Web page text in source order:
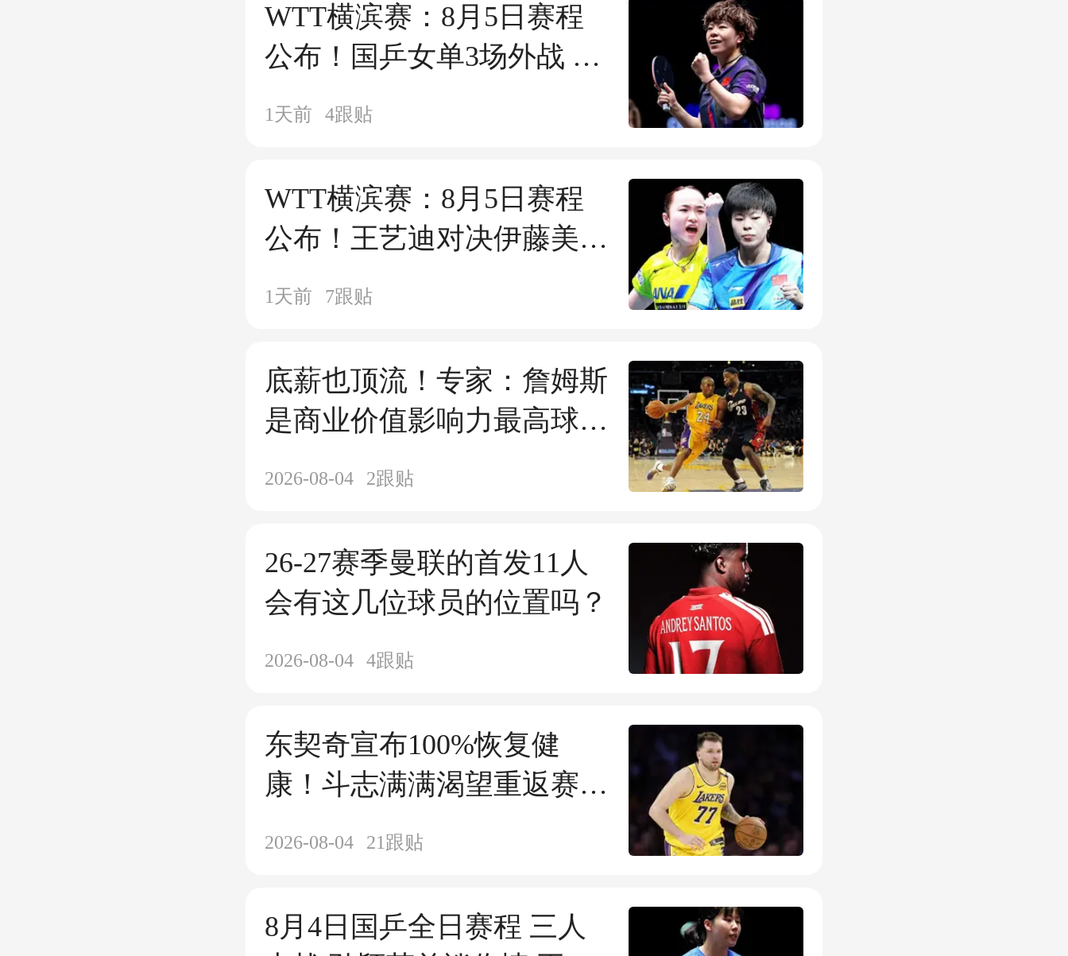
WTT横滨赛：8月5日赛程
公布！国乒女单3场外战 王
艺迪阻击伊藤美
1天前 4跟贴
WTT横滨赛：8月5日赛程
公布！王艺迪对决伊藤美诚
张本美和战桥本
1天前 7跟贴
底薪也顶流！专家：詹姆斯
是商业价值影响力最高球
员，不服来辩
2026-08-04 2跟贴
26-27赛季曼联的首发11人
会有这几位球员的位置吗？
2026-08-04 4跟贴
东契奇宣布100%恢复健
康！斗志满满渴望重返赛场
MVP赔率排第3
2026-08-04 21跟贴
8月4日国乒全日赛程 三人